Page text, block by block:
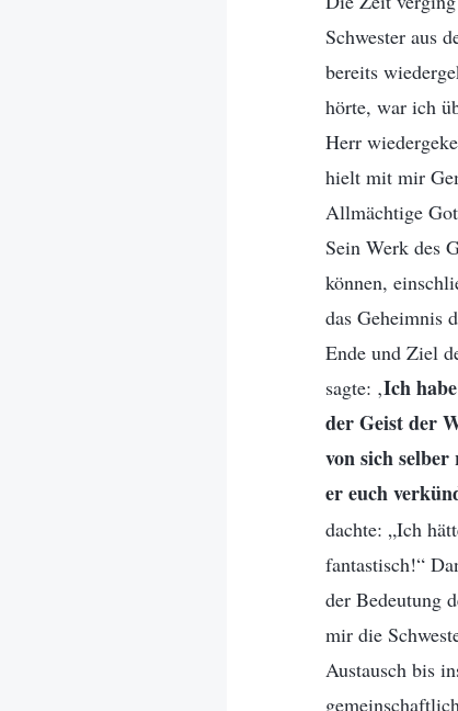
Schwester aus
bereits
hörte, war ich
Herr
hielt mit mir
Allmächtige
Sein Werk des
können,
das Geheimnis
Ende und Ziel
sagte: ‚Ich
der Geist der
von sich
er euch
dachte: „Ich
fantastisch!“
der Bedeutung
mir die
Austausch bis